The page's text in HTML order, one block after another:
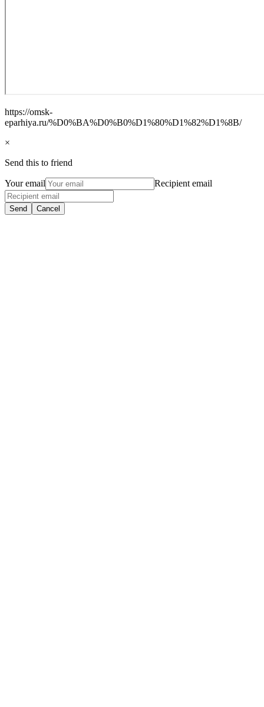
https://omsk-
eparhiya.ru/%D0%BA%D0%B0%D1%80%D1%82%D1%8B/
×
Send this to friend
Your email Recipient email
Send Cancel